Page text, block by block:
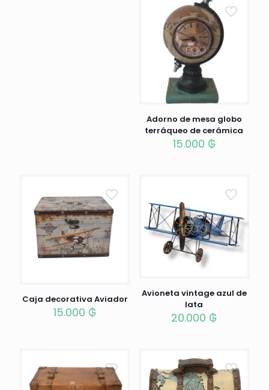
Adorno de mesa globo
terráqueo de cerámica
15.000 ₲
Caja decorativa Aviador
15.000 ₲
Avioneta vintage azul de
lata
20.000 ₲